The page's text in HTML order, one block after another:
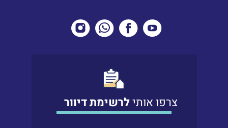
צרפו אותילרשימת דיוור